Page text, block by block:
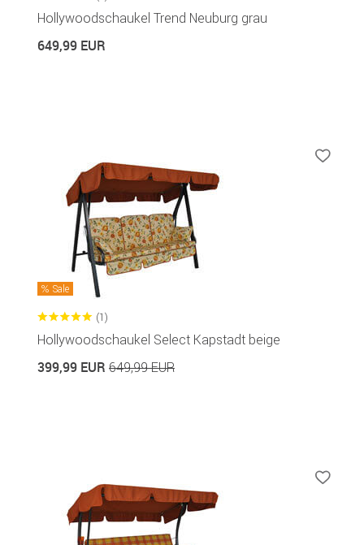
Hollywoodschaukel Trend Neuburg grau
649,99 EUR
Sale
(1)
Hollywoodschaukel Select Kapstadt beige
399,99 EUR 649,99 EUR